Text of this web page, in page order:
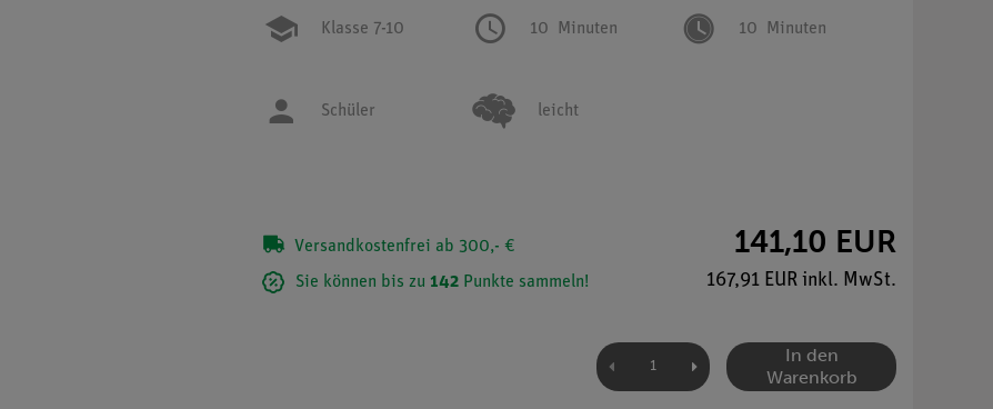
Klasse 7-10 10 Minuten 10 Minuten
Schüler leicht
Versandkostenfrei ab 300,- €
Sie können bis zu 142 Punkte sammeln!
141,10 EUR
167,91 EUR inkl. MwSt.
In den
Warenkorb